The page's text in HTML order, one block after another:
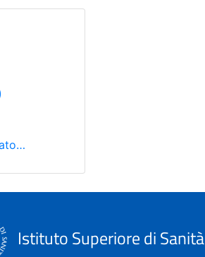
Istituto Superiore di Sanità